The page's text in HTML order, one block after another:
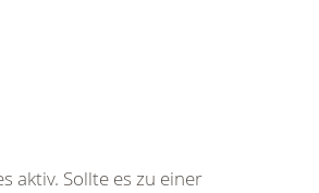
aktiv. Sollte es zu einer